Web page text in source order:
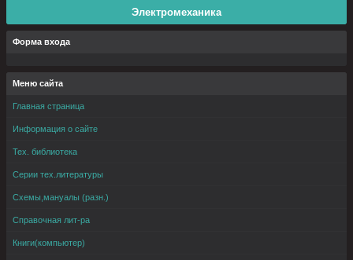
Электромеханика
Форма входа
Меню сайта
Главная страница
Информация о сайте
Тех. библиотека
Серии тех.литературы
Схемы,мануалы (разн.)
Справочная лит-ра
Книги(компьютер)